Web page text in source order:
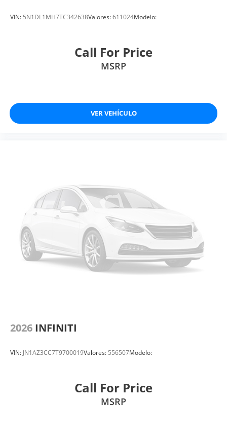
VIN: 5N1DL1MH7TC342638Valores:611024Modelo:
Call For Price
MSRP
VER VEHÍCULO
2026 INFINITI
VIN: JN1AZ3CC7T9700019Valores: 556507Modelo:
Call For Price
MSRP